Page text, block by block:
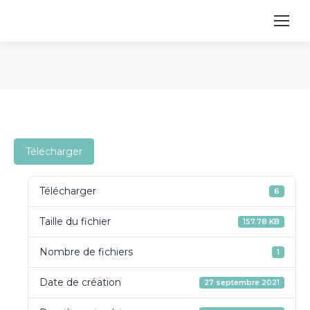
Télécharger
Télécharger 6
Taille du fichier 157.78 KB
Nombre de fichiers 1
Date de création 27 septembre 2021